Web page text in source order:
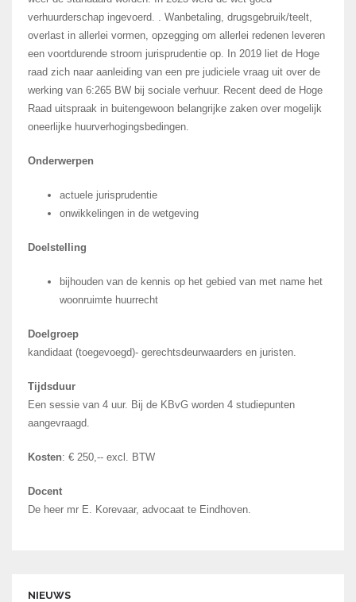
verhuurderschap ingevoerd. . Wanbetaling, drugsgebruik/teelt,
overlast in allerlei vormen, opzegging om allerlei redenen leveren
een voortdurende stroom jurisprudentie op. In 2019 liet de Hoge
raad zich naar aanleiding van een pre judiciele vraag uit over de
werking van 6:265 BW bij sociale verhuur. Recent deed de Hoge
Raad uitspraak in buitengewoon belangrijke zaken over mogelijk
oneerlijke huurverhogingsbedingen.
Onderwerpen
actuele jurisprudentie
onwikkelingen in de wetgeving
Doelstelling
bijhouden van de kennis op het gebied van met name het
woonruimte huurrecht
Doelgroep
kandidaat (toegevoegd)- gerechtsdeurwaarders en juristen.
Tijdsduur
Een sessie van 4 uur. Bij de KBvG worden 4 studiepunten
aangevraagd.
Kosten: € 250,-- excl. BTW
Docent
De heer mr E. Korevaar, advocaat te Eindhoven.
NIEUWS